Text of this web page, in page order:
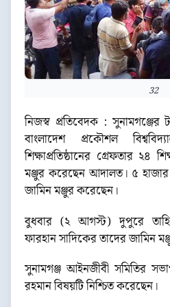
32
নিজস্ব প্রতিবেদক : সুনামগঞ্জের
বাংলাদেশ প্রকৌশল
শিক্ষাপ্রতিষ্ঠানের গ্রেফতার ২৪
মঞ্জুর করেছেন আদালত। ৫
জামিন মঞ্জুর করেছেন।
বুধবার (২ আগস্ট) দুপুরে
ফারহান সাদিকের তাদের জামিন
সুনামগঞ্জ আইনজীবী সমিতির
রহমান বিষয়টি নিশ্চিত করেছেন।